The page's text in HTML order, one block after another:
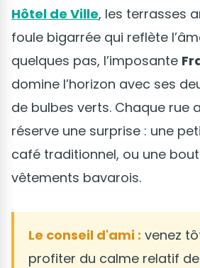
Hôtel de Ville, les terrasses
foule bigarrée qui reflète
quelques pas, l’imposante
domine l’horizon avec ses
de bulbes verts. Chaque rue
réserve une surprise : une
café traditionnel, ou une
vêtements bavarois.
Le conseil d'ami : venez
profiter du calme relatif